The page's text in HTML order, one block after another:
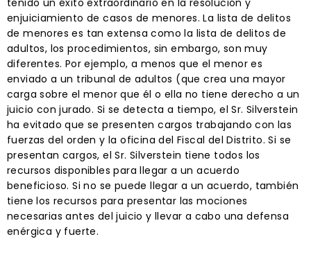
enjuiciamiento de casos de menores. La lista de delitos
de menores es tan extensa como la lista de delitos de
adultos, los procedimientos, sin embargo, son muy
diferentes. Por ejemplo, a menos que el menor es
enviado a un tribunal de adultos (que crea una mayor
carga sobre el menor que él o ella no tiene derecho a un
juicio con jurado. Si se detecta a tiempo, el Sr. Silverstein
ha evitado que se presenten cargos trabajando con las
fuerzas del orden y la oficina del Fiscal del Distrito. Si se
presentan cargos, el Sr. Silverstein tiene todos los
recursos disponibles para llegar a un acuerdo
beneficioso. Si no se puede llegar a un acuerdo, también
tiene los recursos para presentar las mociones
necesarias antes del juicio y llevar a cabo una defensa
enérgica y fuerte.